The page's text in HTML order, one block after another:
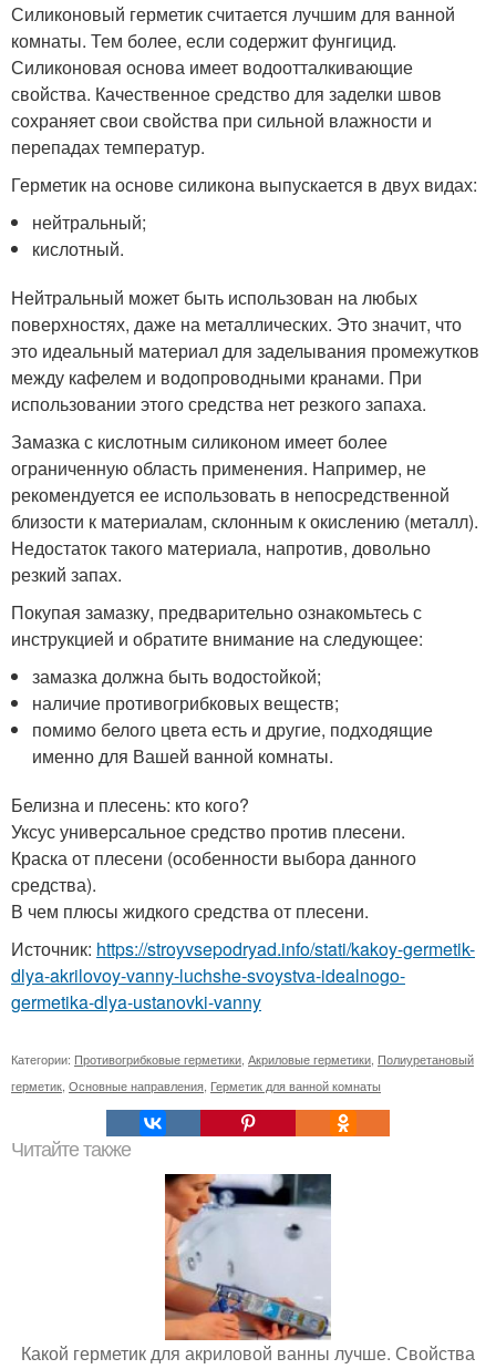
Силиконовый герметик считается лучшим для ванной
комнаты. Тем более, если содержит фунгицид.
Силиконовая основа имеет водоотталкивающие
свойства. Качественное средство для заделки швов
сохраняет свои свойства при сильной влажности и
перепадах температур.
Герметик на основе силикона выпускается в двух видах:
нейтральный;
кислотный.
Нейтральный может быть использован на любых
поверхностях, даже на металлических. Это значит, что
это идеальный материал для заделывания промежутков
между кафелем и водопроводными кранами. При
использовании этого средства нет резкого запаха.
Замазка с кислотным силиконом имеет более
ограниченную область применения. Например, не
рекомендуется ее использовать в непосредственной
близости к материалам, склонным к окислению (металл).
Недостаток такого материала, напротив, довольно
резкий запах.
Покупая замазку, предварительно ознакомьтесь с
инструкцией и обратите внимание на следующее:
замазка должна быть водостойкой;
наличие противогрибковых веществ;
помимо белого цвета есть и другие, подходящие
именно для Вашей ванной комнаты.
Белизна и плесень: кто кого?
Уксус универсальное средство против плесени.
Краска от плесени (особенности выбора данного
средства).
В чем плюсы жидкого средства от плесени.
Источник: https://stroyvsepodryad.info/stati/kakoy-germetik-
dlya-akrilovoy-vanny-luchshe-svoystva-idealnogo-
germetika-dlya-ustanovki-vanny
Категории: Противогрибковые герметики Акриловые герметики Полиуретановый
герметик Основные направления Герметик для ванной комнаты
Читайте также
Какой герметик для акриловой ванны лучше. Свойства